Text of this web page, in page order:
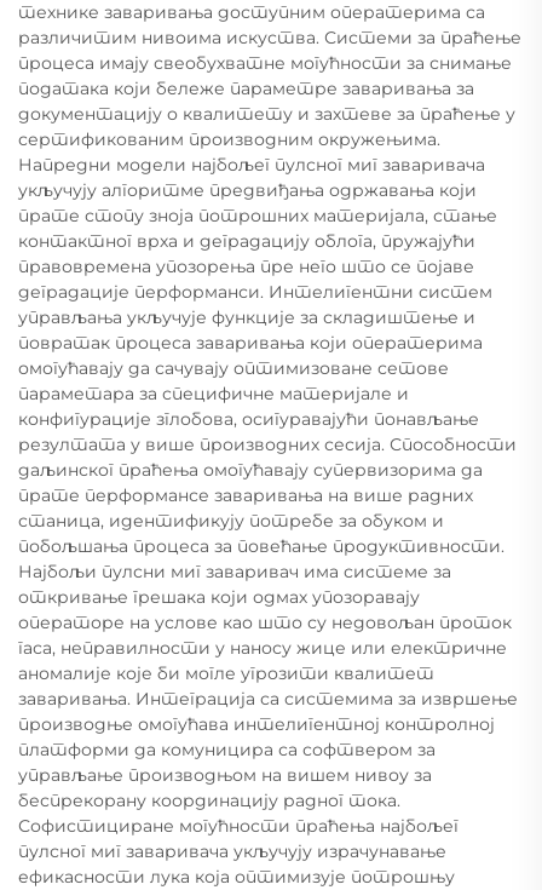
технике заваривања доступним оператерима са
различитим нивоима искуства. Системи за праћење
процеса имају свеобухватне могућности за снимање
података који бележе параметре заваривања за
документацију о квалитету и захтеве за праћење у
сертификованим производним окружењима.
Напредни модели најбољег пулсног миг заваривача
укључују алгоритме предвиђања одржавања који
прате стопу зноја потрошних материјала, стање
контактног врха и деградацију облога, пружајући
правовремена упозорења пре него што се појаве
деградације перформанси. Интелигентни систем
управљања укључује функције за складиштење и
повратак процеса заваривања који оператерима
омогућавају да сачувају оптимизоване сетове
параметара за специфичне материјале и
конфигурације зглобова, осигуравајући понављање
резултата у више производних сесија. Способности
даљинског праћења омогућавају супервизорима да
прате перформансе заваривања на више радних
станица, идентификују потребе за обуком и
побољшања процеса за повећање продуктивности.
Најбољи пулсни миг заваривач има системе за
откривање грешака који одмах упозоравају
операторе на услове као што су недовољан проток
гаса, неправилности у наносу жице или електричне
аномалије које би могле угрозити квалитет
заваривања. Интеграција са системима за извршење
производње омогућава интелигентној контролној
платформи да комуницира са софтвером за
управљање производњом на вишем нивоу за
беспрекорану координацију радног тока.
Софистициране могућности праћења најбољег
пулсног миг заваривача укључују израчунавање
ефикасности лука која оптимизује потрошњу